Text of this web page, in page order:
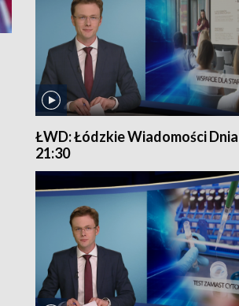
ŁWD: Łódzkie Wiadomości
21:30